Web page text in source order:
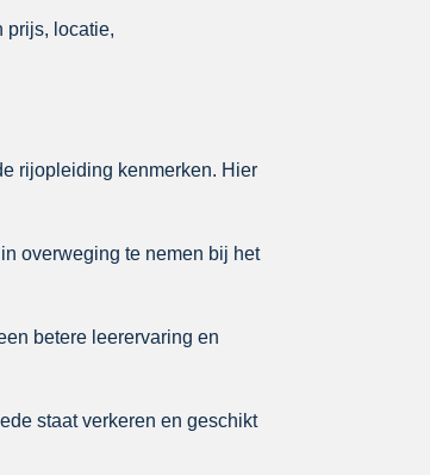
prijs, locatie,
rijopleiding kenmerken. Hier
overweging te nemen bij het
betere leerervaring en
staat verkeren en geschikt